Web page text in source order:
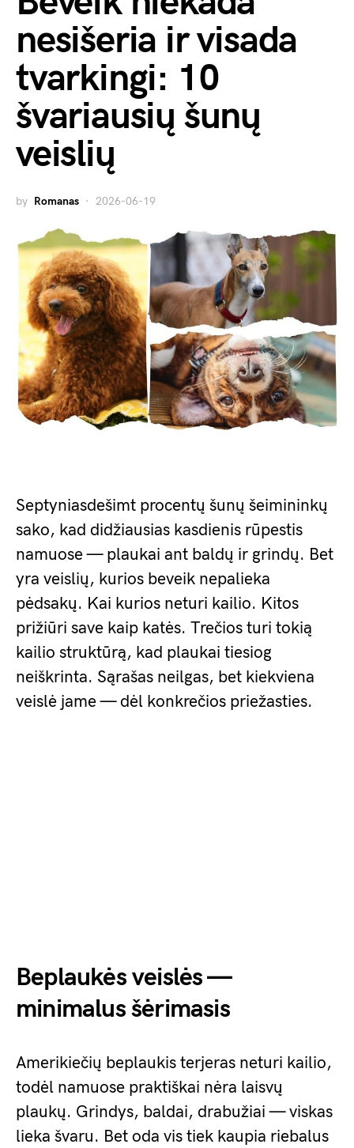
nesišeria ir visada
tvarkingi: 10
švariausių šunų
veislių
by Romanas 2026-06-19
Septyniasdešimt procentų šunų šeimininkų
sako, kad didžiausias kasdienis rūpestis
namuose — plaukai ant baldų ir grindų. Bet
yra veislių, kurios beveik nepalieka
pėdsakų. Kai kurios neturi kailio. Kitos
prižiūri save kaip katės. Trečios turi tokią
kailio struktūrą, kad plaukai tiesiog
neiškrinta. Sąrašas neilgas, bet kiekviena
veislė jame — dėl konkrečios priežasties.
Beplaukės veislės —
minimalus šėrimasis
Amerikiečių beplaukis terjeras neturi kailio,
todėl namuose praktiškai nėra laisvų
plaukų. Grindys, baldai, drabužiai — viskas
lieka švaru. Bet oda vis tiek kaupia riebalus